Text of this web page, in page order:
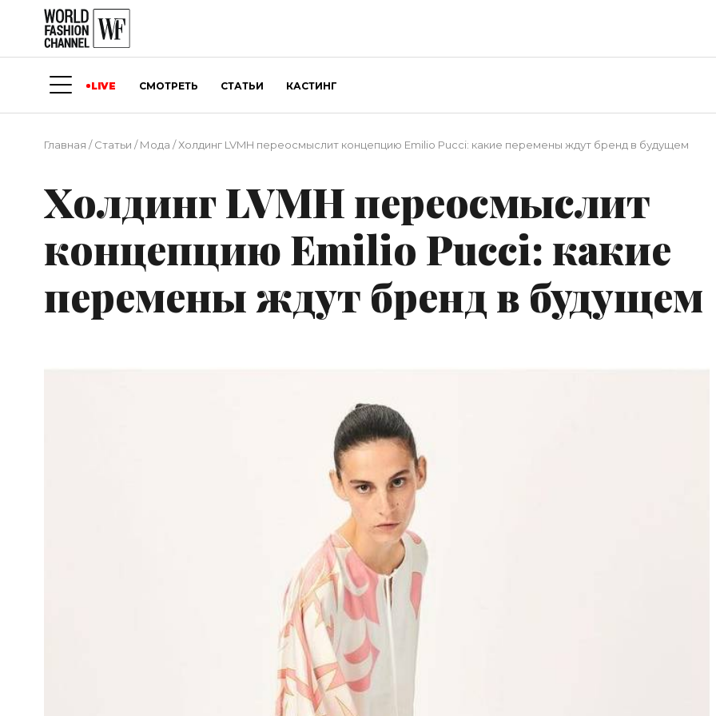
LIVE СМОТРЕТЬ СТАТЬИ КАСТИНГ
Главная /Статьи /Мода /Холдинг LVMH переосмыслит концепцию Emilio Pucci: какие перемены ждут бренд в будущем
Холдинг LVMH переосмыслит
концепцию Emilio Pucci: какие
перемены ждут бренд в будущем